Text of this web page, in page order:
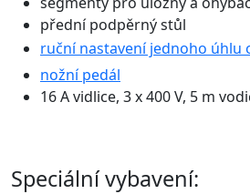
přední podpěrný stůl
ruční nastavení jednoho úhlu
nožní pedál
16 A vidlice, 3 x 400 V, 5 m
Speciální vybavení: